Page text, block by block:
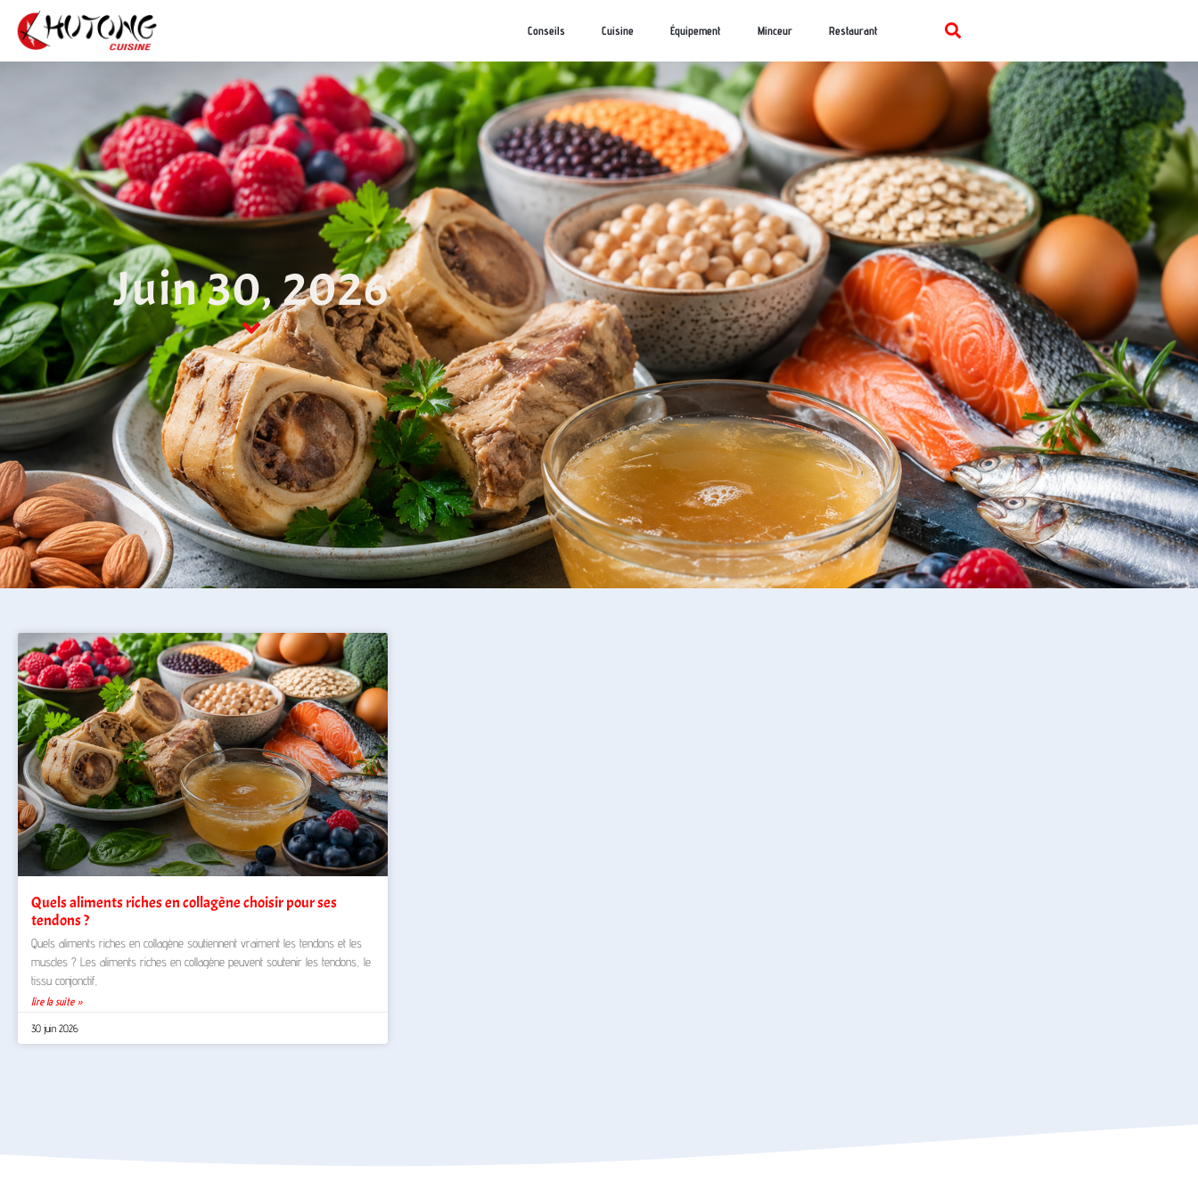
Conseils Cuisine Équipement Minceur Restaurant
Juin 30, 2026
Quels aliments riches en collagène choisir pour ses
tendons ?
Quels aliments riches en collagène soutiennent vraiment les tendons et les
muscles ? Les aliments riches en collagène peuvent soutenir les tendons, le
tissu conjonctif,
lire la suite »
30 juin 2026